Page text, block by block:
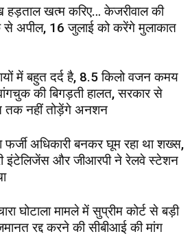
खत्म करिए… केजरीवाल की
से अपील, 16 जुलाई को करेंगे मुलाकात
में बहुत दर्द है, 8.5 किलो वजन कमय
की बिगड़ती हालत, सरकार से
तक नहीं तोड़ेंगे अनशन
फर्जी अधिकारी बनकर घूम रहा था शख्स,
इंटेलिजेंस और जीआरपी ने रेलवे स्टेशन
घोटाला मामले में सुप्रीम कोर्ट से बड़ी
रद्द करने की सीबीआई की मांग